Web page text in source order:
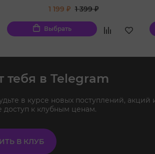
1 199 ₽ 1 399 ₽
Выбрать
в Telegram
в курсе новых поступлений, акций
доступ к клубным ценам.
В КЛУБ